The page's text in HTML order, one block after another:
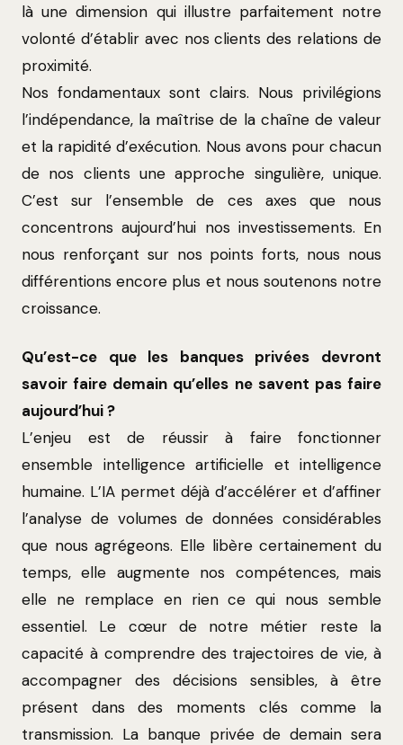
là une dimension qui illustre parfaitement notre
volonté d’établir avec nos clients des relations de
proximité.
Nos fondamentaux sont clairs. Nous privilégions
l’indépendance, la maîtrise de la chaîne de valeur
et la rapidité d’exécution. Nous avons pour chacun
de nos clients une approche singulière, unique.
C’est sur l’ensemble de ces axes que nous
concentrons aujourd’hui nos investissements. En
nous renforçant sur nos points forts, nous nous
différentions encore plus et nous soutenons notre
croissance.
Qu’est-ce que les banques privées devront
savoir faire demain qu’elles ne savent pas faire
aujourd’hui ?
L’enjeu est de réussir à faire fonctionner
ensemble intelligence artificielle et intelligence
humaine. L’IA permet déjà d’accélérer et d’affiner
l’analyse de volumes de données considérables
que nous agrégeons. Elle libère certainement du
temps, elle augmente nos compétences, mais
elle ne remplace en rien ce qui nous semble
essentiel. Le cœur de notre métier reste la
capacité à comprendre des trajectoires de vie, à
accompagner des décisions sensibles, à être
présent dans des moments clés comme la
transmission. La banque privée de demain sera